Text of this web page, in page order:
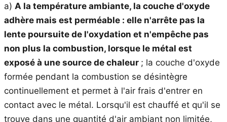
a) A la température ambiante, la couche d'oxyde
adhère mais est perméable : elle n'arrête pas la
lente poursuite de l'oxydation et n'empêche pas
non plus la combustion, lorsque le métal est
exposé à une source de chaleur ; la couche d'oxyde
formée pendant la combustion se désintègre
continuellement et permet à l'air frais d'entrer en
contact avec le métal. Lorsqu'il est chauffé et qu'il se
trouve dans une quantité d'air ambiant non limitée,